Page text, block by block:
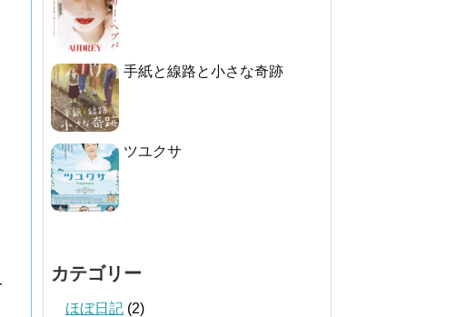
手紙と線路と小さな奇跡
ツユクサ
カテゴリー
ほぼ日記 (2)